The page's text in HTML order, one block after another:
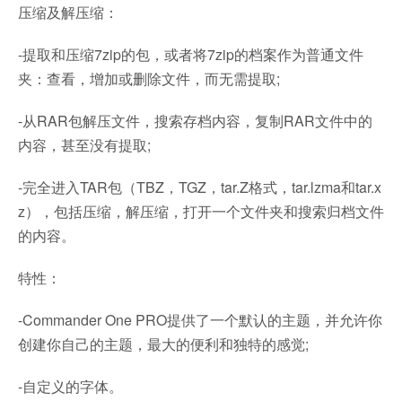
压缩及解压缩：
-提取和压缩7zip的包，或者将7zip的档案作为普通文件
夹：查看，增加或删除文件，而无需提取;
-从RAR包解压文件，搜索存档内容，复制RAR文件中的
内容，甚至没有提取;
-完全进入TAR包（TBZ，TGZ，tar.Z格式，tar.lzma和tar.x
z），包括压缩，解压缩，打开一个文件夹和搜索归档文件
的内容。
特性：
-Commander One PRO提供了一个默认的主题，并允许你
创建你自己的主题，最大的便利和独特的感觉;
-自定义的字体。